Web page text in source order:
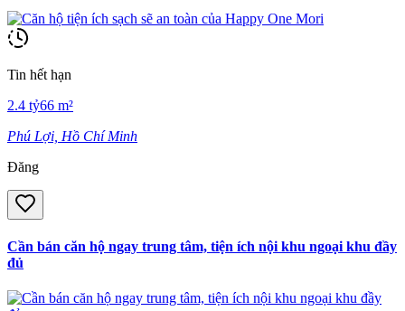
Tin hết hạn
2.4 tỷ66 m²
Phú Lợi, Hồ Chí Minh
Đăng
Cần bán căn hộ ngay trung tâm, tiện ích nội khu ngoại khu đầy
đủ